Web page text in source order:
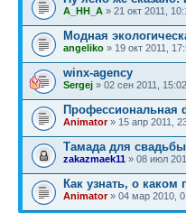
A_HH_A » 21 окт 2011,
Модная
angeliko » 19 окт 2011,
winx-agency
Sergej » 02 сен 2011, 15:02
Профессиональная
Animator» 15 апр 2011,
Тамада для
zakazmaek11 » 08 июл
Как узнать, о каком
Animator» 04 мар 2010,